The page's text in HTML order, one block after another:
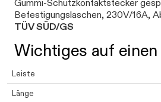
Gummi-Schutzkontaktstecker
Befestigungslaschen, 230V/16A,
TÜV SÜD/GS
Wichtiges auf
Leiste
Länge